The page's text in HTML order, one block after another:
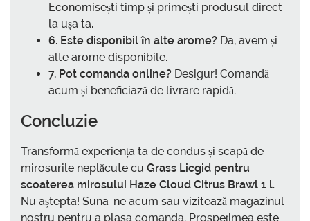
Economisești timp și primești produsul direct
la ușa ta.
6. Este disponibil în alte arome? Da, avem și
alte arome disponibile.
7. Pot comanda online? Desigur! Comandă
acum și beneficiază de livrare rapidă.
Concluzie
Transformă experiența ta de condus și scapă de
mirosurile neplăcute cu Grass Licgid pentru
scoaterea mirosului Haze Cloud Citrus Brawl 1 l.
Nu aștepta! Suna-ne acum sau vizitează magazinul
nostru pentru a plasa comanda. Prospețimea este